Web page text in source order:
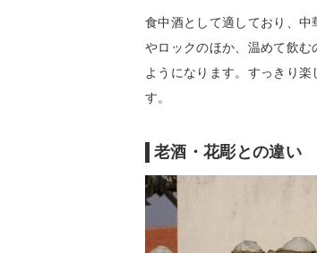
食中酒として適しており、
やロックのほか、温めて飲
ようになります。すっきり
す。
老酒・花彫との違い